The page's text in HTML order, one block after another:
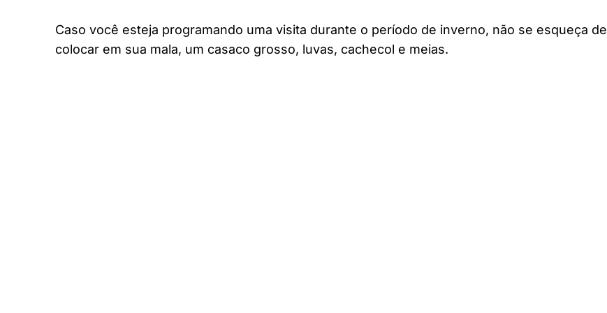
Caso você esteja programando uma visita durante o período de inverno, não se esqueça de
colocar em sua mala, um casaco grosso, luvas, cachecol e meias.